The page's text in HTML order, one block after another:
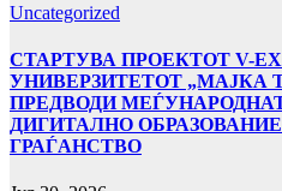
Uncategorized
СТАРТУВА ПРОЕКТОТ V-
УНИВЕРЗИТЕТОТ „МАЈКА
ПРЕДВОДИ
ДИГИТАЛНО
ГРАЃАНСТВО